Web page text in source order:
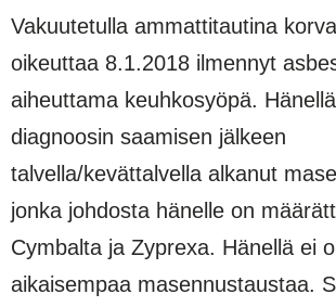
Vakuutetulla ammattitautina
oikeuttaa 8.1.2018 ilmennyt
aiheuttama keuhkosyöpä.
diagnoosin saamisen jälkeen
talvella/kevättalvella alkanut
jonka johdosta hänelle on
Cymbalta ja Zyprexa. Hänellä ei
aikaisempaa masennustaustaa.